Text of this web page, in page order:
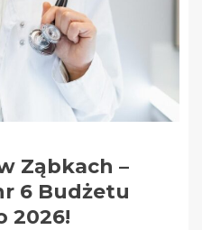
Ząbkach –
6 Budżetu
2026!